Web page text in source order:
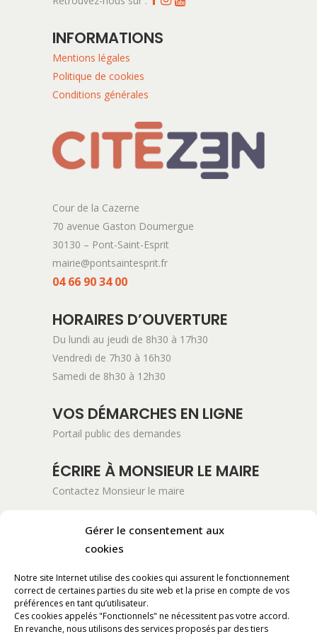
Gérer le consentement aux
cookies
Notre site Internet utilise des cookies qui assurent le fonctionnement
correct de certaines parties du site web et la prise en compte de vos
préférences en tant qu’utilisateur.
Ces cookies appelés "Fonctionnels" ne nécessitent pas votre accord.
En revanche, nous utilisons des services proposés par des tiers
INFORMATIONS
Mentions légales
Politique de cookies
Conditions générales
Cour de la Cazerne
70 avenue Gaston Doumergue
30130 – Pont-Saint-Esprit
mairie@pontsaintesprit.fr
04 66 90 34 00
HORAIRES D’OUVERTURE
Du lundi au jeudi de 8h30 à 17h30
Vendredi de 7h30 à 16h30
Samedi de 8h30 à 12h30
VOS DÉMARCHES EN LIGNE
Portail public des demandes
ÉCRIRE À MONSIEUR LE MAIRE
Contactez Monsieur le maire
ADRESSE POSTALE
Mairie de Pont-Saint-Esprit
BP 11061
30130 Pont-Saint-Esprit